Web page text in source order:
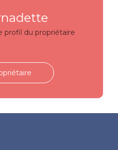
profil du propriétaire